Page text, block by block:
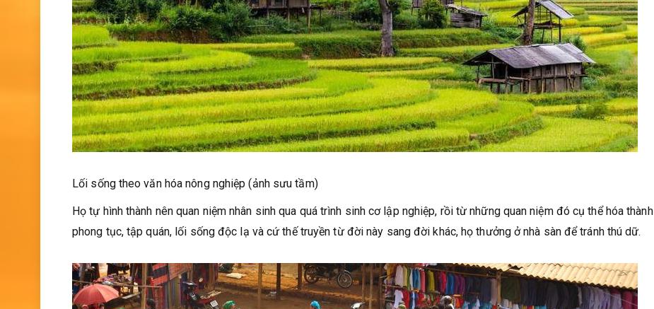
Lối sống theo văn hóa nông nghiệp (ảnh sưu tầm)
Họ tự hình thành nên quan niệm nhân sinh qua quá trình sinh cơ lập nghiệp, rồi từ những quan niệm đó cụ thể hóa thành
phong tục, tập quán, lối sống độc lạ và cứ thế truyền từ đời này sang đời khác, họ thưởng ở nhà sàn để tránh thú dữ.